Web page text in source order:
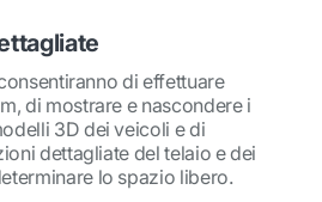
di effettuare
di mostrare e nascondere i
3D dei veicoli e di
dettagliate del telaio e dei
lo spazio libero.